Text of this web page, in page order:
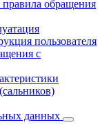
обращения
пользователя
с
данных